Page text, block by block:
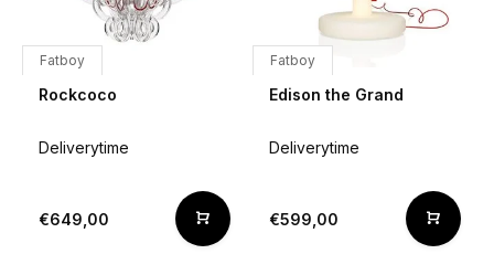
Fatboy
Rockcoco
Deliverytime
€649,00
Fatboy
Edison the Grand
Deliverytime
€599,00